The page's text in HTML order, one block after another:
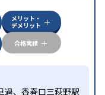
メリット・
デメリット
合格実績
過、香春口三萩野駅